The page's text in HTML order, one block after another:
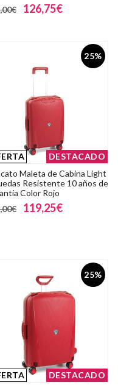
126,75€
25%
DESTACADO
Maleta de Cabina Light
Resistente 10 años de
Color Rojo
119,25€
25%
DESTACADO